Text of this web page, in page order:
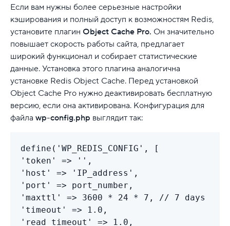
Если вам нужны более серьезные настройки
кэширования и полный доступ к возможностям Redis,
установите плагин Object Cache Pro. Он значительно
повышает скорость работы сайта, предлагает
широкий функционал и собирает статистические
данные. Установка этого плагина аналогична
установке Redis Object Cache. Перед установкой
Object Cache Pro нужно деактивировать бесплатную
версию, если она активирована. Конфигурация для
файла wp-config.php выглядит так:
define('WP_REDIS_CONFIG', [
'token' => ' ',
'host' => 'IP_address',
'port' => port_number,
'maxttl' => 3600 * 24 * 7, // 7 days
'timeout' => 1.0,
'read_timeout' => 1.0,